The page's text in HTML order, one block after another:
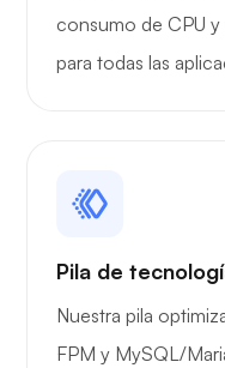
consumo de CPU
para todas las
Pila de
Nuestra pila
FPM y MySQL/